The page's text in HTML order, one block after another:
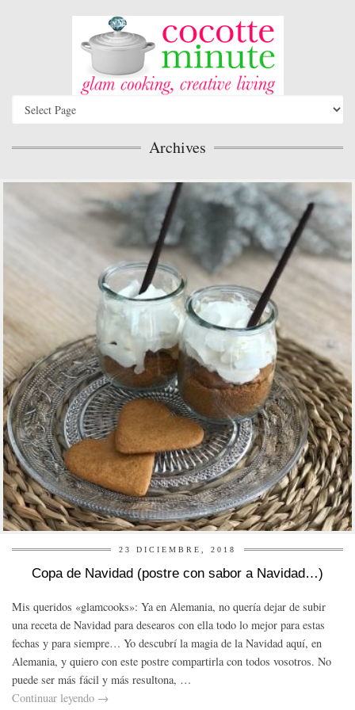
Archives
23 DICIEMBRE, 2018
Copa de Navidad (postre con sabor a Navidad…)
Mis queridos «glamcooks»: Ya en Alemania, no quería dejar de subir
una receta de Navidad para desearos con ella todo lo mejor para estas
fechas y para siempre… Yo descubrí la magia de la Navidad aquí, en
Alemania, y quiero con este postre compartirla con todos vosotros. No
puede ser más fácil y más resultona, …
Continuar leyendo →